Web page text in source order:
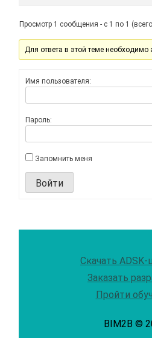
Просмотр 1 сообщения - с 1 по 1
Для ответа в этой теме необходимо
Имя пользователя:
Пароль:
Запомнить меня
Войти
Скачать
Заказать
Пройти
BIM2B ©